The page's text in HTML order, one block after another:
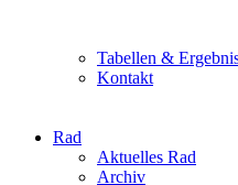
Tabellen &
Kontakt
Rad
Aktuelles Rad
Archiv